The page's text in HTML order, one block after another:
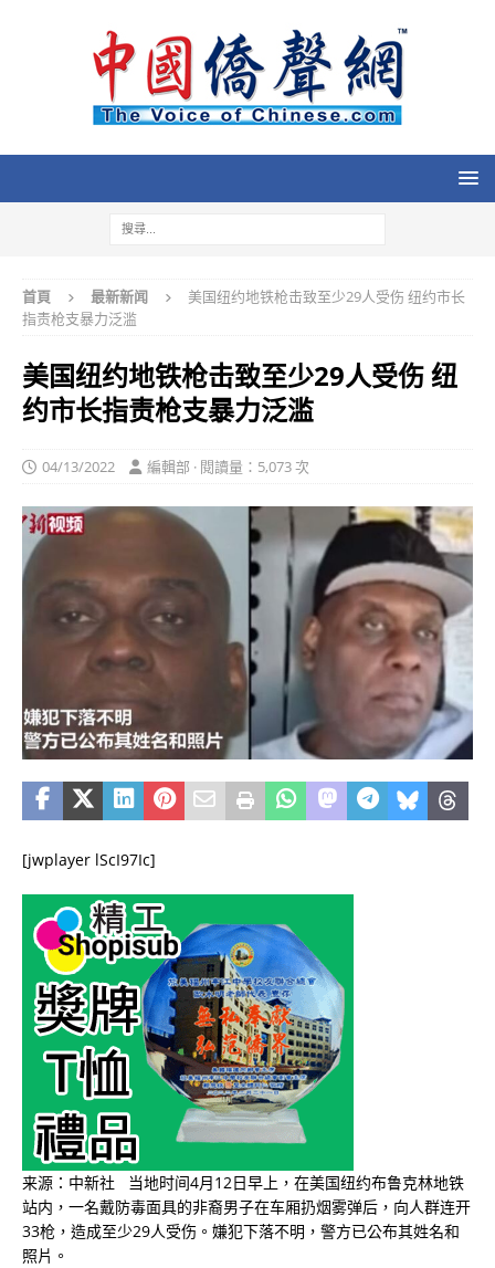
首頁 最新新闻
美国纽约地铁枪击致至少29人受伤 纽约市长
指责枪支暴力泛滥
美国纽约地铁枪击致至少29人受伤 纽
约市长指责枪支暴力泛滥
04/13/2022 編輯部 · 閱讀量：5,073 次
[jwplayer lScI97Ic]
来源：中新社 当地时间4月12日早上，在美国纽约布鲁克林地铁
站内，一名戴防毒面具的非裔男子在车厢扔烟雾弹后，向人群连开
33枪，造成至少29人受伤。嫌犯下落不明，警方已公布其姓名和
照片。